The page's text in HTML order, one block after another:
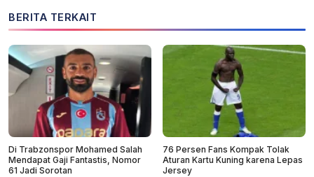
BERITA TERKAIT
Di Trabzonspor Mohamed Salah
Mendapat Gaji Fantastis, Nomor
61 Jadi Sorotan
76 Persen Fans Kompak Tolak
Aturan Kartu Kuning karena Lepas
Jersey